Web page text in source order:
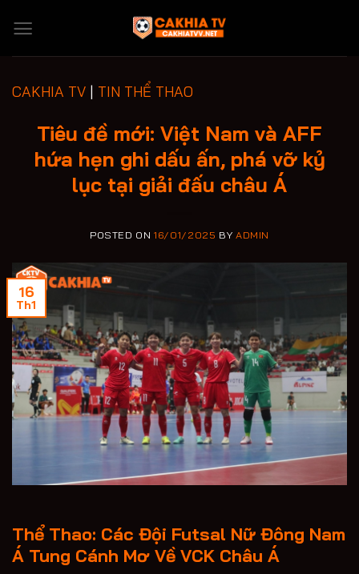
content
CAKHIA TV | TIN THỂ THAO
Tiêu đề mới: Việt Nam và AFF
hứa hẹn ghi dấu ấn, phá vỡ kỷ
lục tại giải đấu châu Á
POSTED ON16/01/2025 BY ADMIN
16
Th1
Thể Thao: Các Đội Futsal Nữ Đông Nam
Á Tung Cánh Mơ Về VCK Châu Á